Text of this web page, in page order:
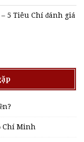
5 Tiêu Chí đánh giá
Chí Minh